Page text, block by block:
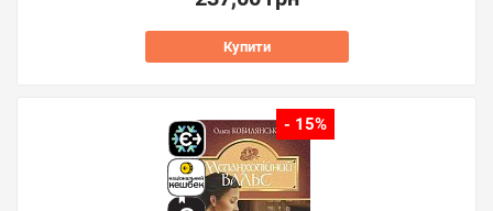
Купити
- 15%